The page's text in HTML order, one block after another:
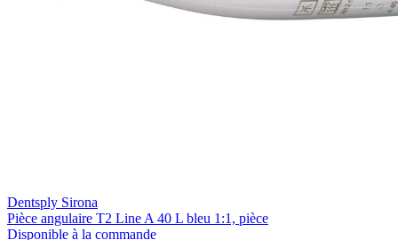
Dentsply Sirona
Pièce angulaire T2 Line A 40 L bleu 1:1, pièce
Disponible à la commande